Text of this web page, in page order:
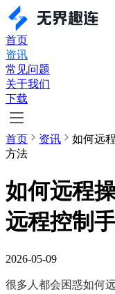
首页
资讯
常见问题
关于我们
下载
首页 资讯
如何远
方法
如何远程
远程控制
2026-05-09
很多人都会困惑如何